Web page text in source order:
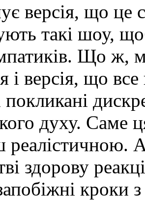
версія, що це
такі шоу,
Що ж,
і версія, що
покликані
духу. Саме
реалістичною.
здорову
кроки з